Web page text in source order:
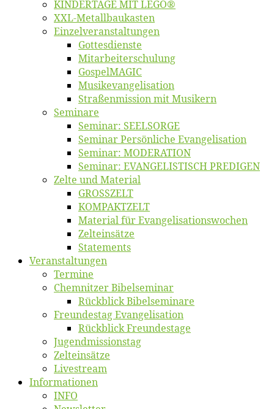
KINDERTAGE MIT LEGO®
XXL-Me­­tal­l­­bau­­kas­­ten
Einzelver­an­stal­tungen
Got­tes­diens­te
Mitarbeiter­schulung
Gos­pel­MA­GIC
Musikevan­ge­li­sa­tion
Straßenmis­sion mit Musikern
Se­mi­na­re
Se­mi­nar: SEELSORGE
Se­mi­nar Per­sön­li­che Evangelisation
Se­mi­nar: MODERATION
Se­mi­nar: EVANGELISTISCH PREDIGEN
Zel­te und Material
GROSSZELT
KOMPAKTZELT
Ma­te­ri­al für Evangelisationswochen
Zelt­ein­sät­ze
State­ments
Ver­an­stal­tun­gen
Ter­mi­ne
Chemnit­zer Bibelseminar
Rück­blick Bibelseminare
Freun­des­tag Evangelisation
Rück­blick Freundestage
Jugend­mis­sions­tag
Zelt­ein­sät­ze
Live­stream
Informatio­nen
INFO